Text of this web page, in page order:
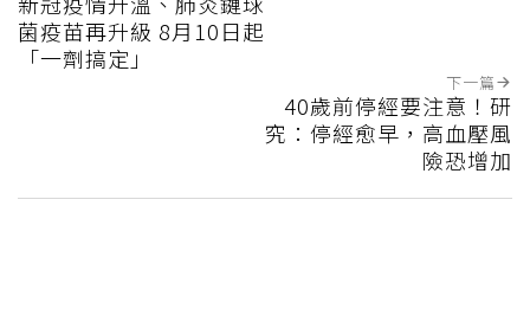
菌疫苗再升級 8月10日起
「一劑搞定」
下一篇
40歲前停經要注意！研
究：停經愈早，高血壓風
險恐增加